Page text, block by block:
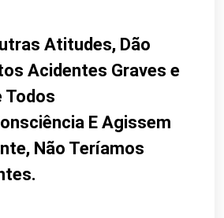
Atitudes, Dão
Acidentes Graves e
Todos
E Agissem
Não Teríamos